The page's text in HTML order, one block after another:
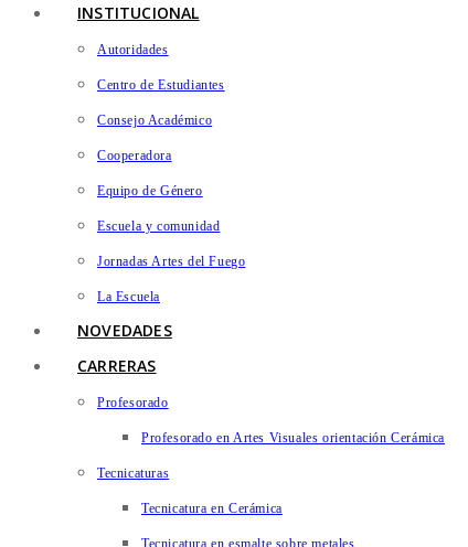
INSTITUCIONAL
Autoridades
Centro de Estudiantes
Consejo Académico
Cooperadora
Equipo de Género
Escuela y comunidad
Jornadas Artes del Fuego
La Escuela
NOVEDADES
CARRERAS
Profesorado
Profesorado en Artes Visuales orientación Cerámica
Tecnicaturas
Tecnicatura en Cerámica
Tecnicatura en esmalte sobre metales